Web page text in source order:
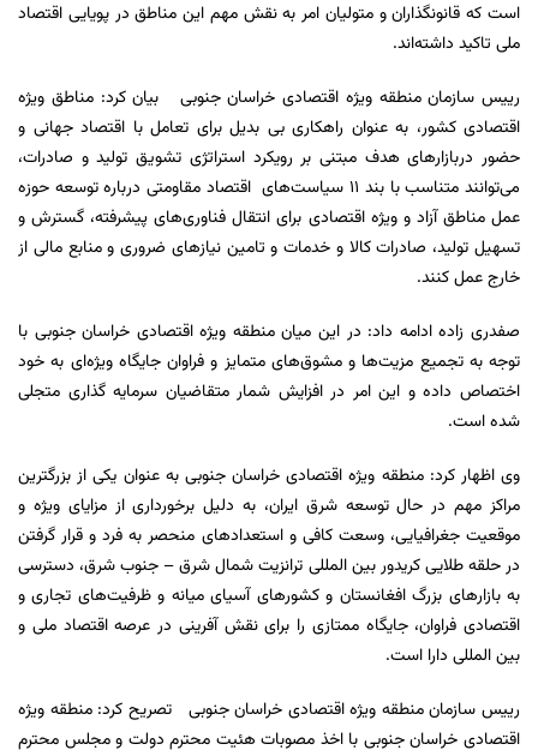
است که قانونگذاران و متولیان امر به نقش مهم این مناطق در پویایی اقتصاد
ملی تاکید داشته‌اند.
رییس سازمان منطقه ویژه اقتصادی خراسان جنوبی بیان کرد: مناطق ویژه
اقتصادی کشور، به عنوان راهکاری بی بدیل برای تعامل با اقتصاد جهانی و
حضور دربازارهای هدف مبتنی بر رویکرد استراتژی تشویق تولید و صادرات،
می‌توانند متناسب با بند 11 سیاست‌های اقتصاد مقاومتی درباره توسعه حوزه
عمل مناطق آزاد و ویژه اقتصادی برای انتقال فناوری‌های پیشرفته، گسترش و
تسهیل تولید، صادرات کالا و خدمات و تامین نیازهای ضروری و منابع مالی از
خارج عمل کنند.
صفدری زاده ادامه داد: در این میان منطقه ویژه اقتصادی خراسان جنوبی با
توجه به تجمیع مزیت‌ها و مشوق‌های متمایز و فراوان جایگاه ویژه‌ای به خود
اختصاص داده و این امر در افزایش شمار متقاضیان سرمایه گذاری متجلی
شده است.
وی اظهار کرد: منطقه ویژه اقتصادی خراسان جنوبی به عنوان یکی از بزرگترین
مراکز مهم در حال توسعه شرق ایران، به دلیل برخورداری از مزایای ویژه و
موقعیت جغرافیایی، وسعت کافی و استعدادهای منحصر به فرد و قرار گرفتن
در حلقه طلایی کریدور بین المللی ترانزیت شمال شرق – جنوب شرق، دسترسی
به بازارهای بزرگ افغانستان و کشورهای آسیای میانه و ظرفیت‌های تجاری و
اقتصادی فراوان، جایگاه ممتازی را برای نقش آفرینی در عرصه اقتصاد ملی و
بین المللی دارا است.
رییس سازمان منطقه ویژه اقتصادی خراسان جنوبی تصریح کرد: منطقه ویژه
اقتصادی خراسان جنوبی با اخذ مصوبات هئیت محترم دولت و مجلس محترم